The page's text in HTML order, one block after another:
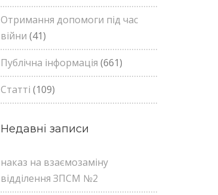
Отримання допомоги під час
війни (41)
Публічна інформація (661)
Статті (109)
Недавні записи
наказ на взаємозаміну
відділення ЗПСМ №2